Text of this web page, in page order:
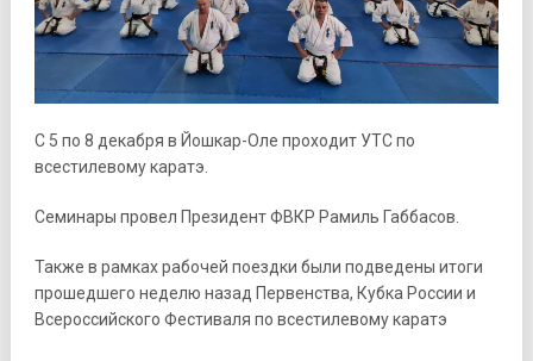
С 5 по 8 декабря в Йошкар-Оле проходит УТС по
всестилевому каратэ.
Семинары провел Президент ФВКР Рамиль Габбасов.
Также в рамках рабочей поездки были подведены итоги
прошедшего неделю назад Первенства, Кубка России и
Всероссийского Фестиваля по всестилевому каратэ